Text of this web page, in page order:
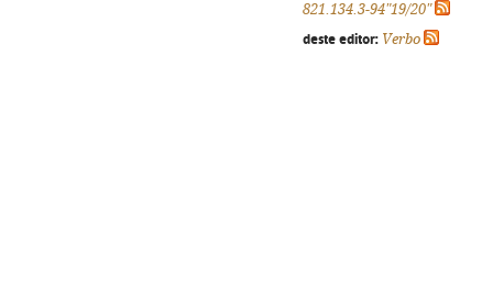
821.134.3-94"19/20"
deste editor: Verbo